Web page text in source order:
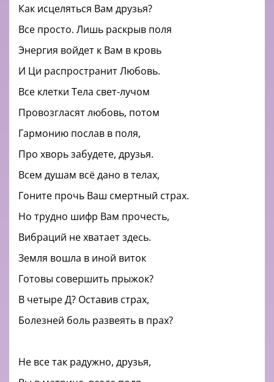
Как исцеляться Вам друзья?
Все просто. Лишь раскрыв поля
Энергия войдет к Вам в кровь
И Ци распространит Любовь.
Все клетки Тела свет-лучом
Провозгласят любовь, потом
Гармонию послав в поля,
Про хворь забудете, друзья.
Всем душам всё дано в телах,
Гоните прочь Ваш смертный страх.
Но трудно шифр Вам прочесть,
Вибраций не хватает здесь.
Земля вошла в иной виток
Готовы совершить прыжок?
В четыре Д? Оставив страх,
Болезней боль развеять в прах?
Не все так радужно, друзья,